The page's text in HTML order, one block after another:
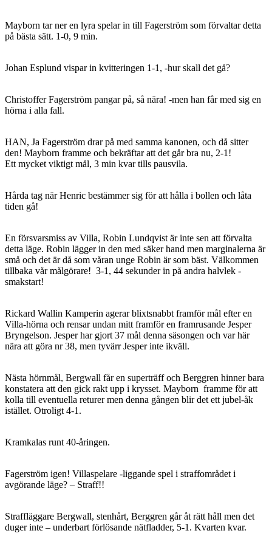
Mayborn tar ner en lyra spelar in till Fagerström som förvaltar detta
på bästa sätt. 1-0, 9 min.
Johan Esplund vispar in kvitteringen 1-1, -hur skall det gå?
Christoffer Fagerström pangar på, så nära! -men han får med sig en
hörna i alla fall.
HAN, Ja Fagerström drar på med samma kanonen, och då sitter
den! Mayborn framme och bekräftar att det går bra nu, 2-1!
Ett mycket viktigt mål, 3 min kvar tills pausvila.
Hårda tag när Henric bestämmer sig för att hålla i bollen och låta
tiden gå!
En försvarsmiss av Villa, Robin Lundqvist är inte sen att förvalta
detta läge. Robin lägger in den med säker hand men marginalerna är
små och det är då som våran unge Robin är som bäst. Välkommen
tillbaka vår målgörare! 3-1, 44 sekunder in på andra halvlek -
smakstart!
Rickard Wallin Kamperin agerar blixtsnabbt framför mål efter en
Villa-hörna och rensar undan mitt framför en framrusande Jesper
Bryngelson. Jesper har gjort 37 mål denna säsongen och var här
nära att göra nr 38, men tyvärr Jesper inte ikväll.
Nästa hörnmål, Bergwall får en superträff och Berggren hinner bara
konstatera att den gick rakt upp i krysset. Mayborn framme för att
kolla till eventuella returer men denna gången blir det ett jubel-åk
istället. Otroligt 4-1.
Kramkalas runt 40-åringen.
Fagerström igen! Villaspelare -liggande spel i straffområdet i
avgörande läge? – Straff!!
Straffläggare Bergwall, stenhårt, Berggren går åt rätt håll men det
duger inte – underbart förlösande nätfladder, 5-1. Kvarten kvar.